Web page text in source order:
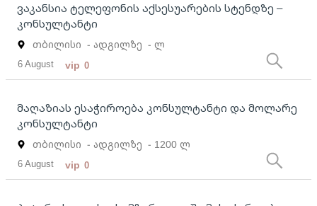
ვაკანსია ტელეფონის აქსესუარების სტენდზე –
კონსულტანტი
თბილისი - ადგილზე - ლ
6 August vip 0
მაღაზიას ესაჭიროება კონსულტანტი და მოლარე
კონსულტანტი
თბილისი - ადგილზე - 1200 ლ
6 August vip 0